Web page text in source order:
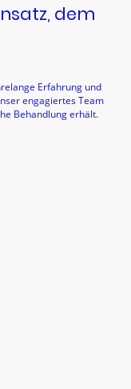
dem
Erfahrung und
engagiertes Team
Behandlung erhält.